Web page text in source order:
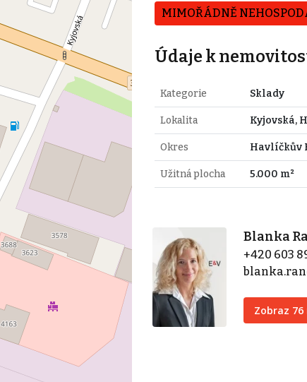
MIMOŘÁDNĚ
Údaje k
Kategorie Sklady
Lokalita Kyjovská,
Okres Havlíčkův
Užitná plocha 5.000 m²
Blanka
+420 603
Zobraz